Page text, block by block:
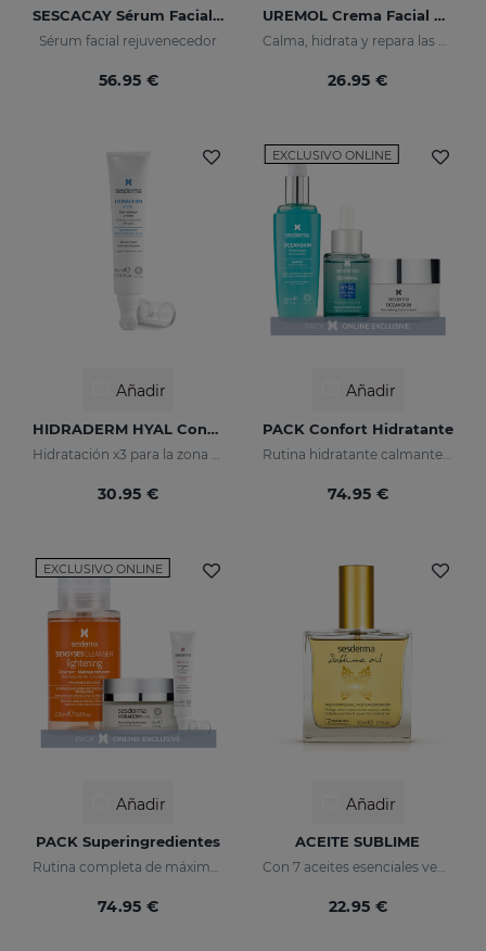
SESCACAY Sérum Facial Rejuvenecedor
Sérum facial rejuvenecedor
56.95 €
UREMOL Crema Facial Ultrahidratante
Calma, hidrata y repara las pieles secas
26.95 €
Añadir
HIDRADERM HYAL Contorno De Ojos
30.95 €
EXCLUSIVO ONLINE
Añadir
PACK Confort Hidratante
Rutina hidratante calmante para piel seca o sensibilizada
74.95 €
EXCLUSIVO ONLINE
Añadir
PACK Superingredientes
Rutina completa de máxima hidratación, luminosidad y acción antiedad.
74.95 €
Añadir
ACEITE SUBLIME
Con 7 aceites esenciales vegetales
22.95 €